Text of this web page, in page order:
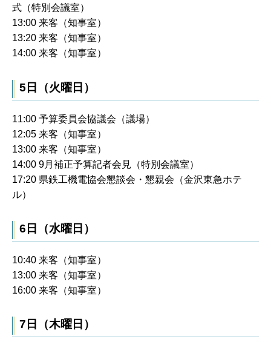
式（特別会議室）
13:00 来客（知事室）
13:20 来客（知事室）
14:00 来客（知事室）
5日（火曜日）
11:00 予算委員会協議会（議場）
12:05 来客（知事室）
13:00 来客（知事室）
14:00 9月補正予算記者会見（特別会議室）
17:20 県鉄工機電協会懇談会・懇親会（金沢東急ホテ
ル）
6日（水曜日）
10:40 来客（知事室）
13:00 来客（知事室）
16:00 来客（知事室）
7日（木曜日）